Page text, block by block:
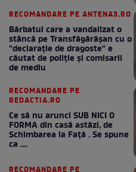
RECOMANDARE PE ANTENA3.RO
Bărbatul care a vandalizat o
stâncă pe Transfăgărășan cu o
"declaraţie de dragoste" e
căutat de poliție și comisarii
de mediu
RECOMANDARE PE
REDACTIA.RO
Ce să nu arunci SUB NICI O
FORMA din casă astăzi, de
Schimbarea la Față . Se spune
ca ....